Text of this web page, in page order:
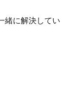
緒に解決してい